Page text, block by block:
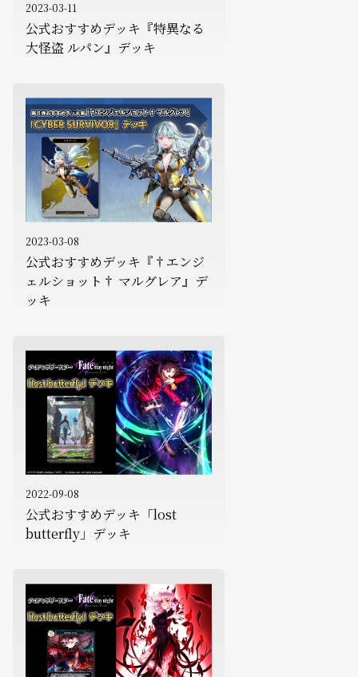
2023-03-11
公式おすすめデッキ『特異なる
大怪盗 ルパン』デッキ
2023-03-08
公式おすすめデッキ『†エンジ
ェルショット† マルグレア』デ
ッキ
2022-09-08
公式おすすめデッキ「lost
butterfly」デッキ